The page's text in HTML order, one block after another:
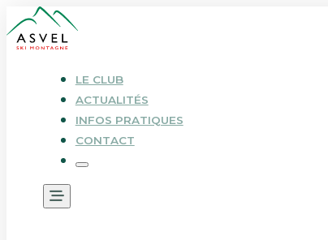
LE CLUB
ACTUALITÉS
INFOS PRATIQUES
CONTACT